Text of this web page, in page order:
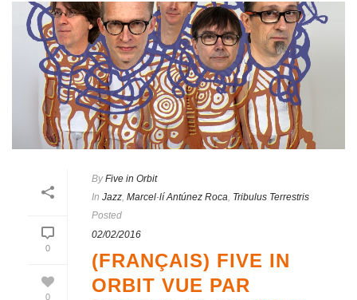
0
0
ByFive in Orbit
In Jazz Marcel·lí Antúnez Roca Tribulus Terrestris
Posted
02/02/2016
(FRANÇAIS) FIVE IN
ORBIT VUE PAR